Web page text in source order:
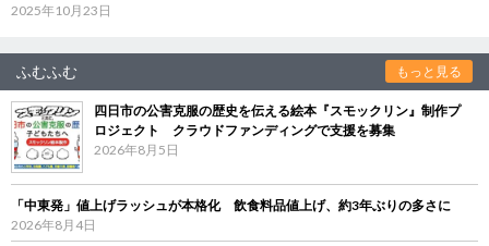
2025年10月23日
ふむふむ もっと見る
四日市の公害克服の歴史を伝える絵本『スモックリン』制作プ
ロジェクト クラウドファンディングで支援を募集
2026年8月5日
「中東発」値上げラッシュが本格化 飲食料品値上げ、約3年ぶりの多さに
2026年8月4日